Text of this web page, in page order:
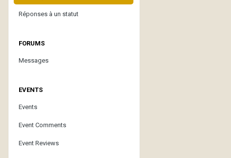
Réponses à un statut
FORUMS
Messages
EVENTS
Events
Event Comments
Event Reviews